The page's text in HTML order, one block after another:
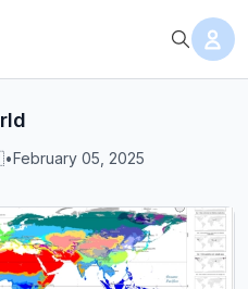
•February 05, 2025